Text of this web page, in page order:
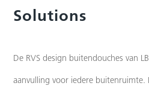
Solutions
De RVS design buitendouches van
aanvulling voor iedere buitenruimte.